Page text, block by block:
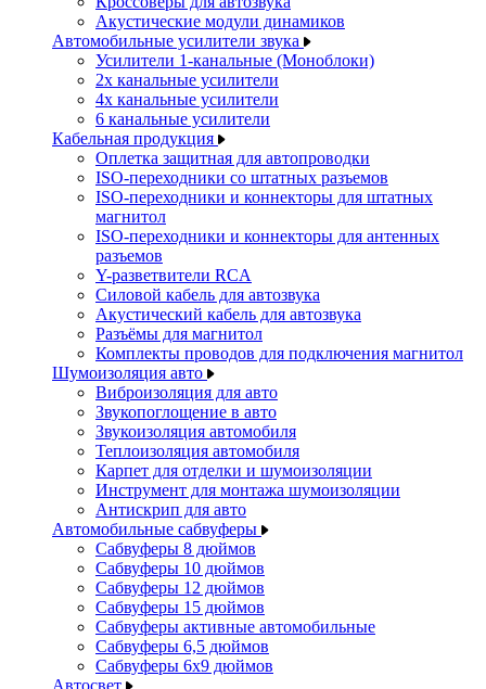
Акустические модули динамиков
Автомобильные усилители звука
Усилители 1-канальные (Моноблоки)
2х канальные усилители
4х канальные усилители
6 канальные усилители
Кабельная продукция
Оплетка защитная для автопроводки
ISO-переходники со штатных разъемов
ISO-переходники и коннекторы для штатных
магнитол
ISO-переходники и коннекторы для антенных
разъемов
Y-разветвители RCA
Силовой кабель для автозвука
Акустический кабель для автозвука
Разъёмы для магнитол
Комплекты проводов для подключения магнитол
Шумоизоляция авто
Виброизоляция для авто
Звукопоглощение в авто
Звукоизоляция автомобиля
Теплоизоляция автомобиля
Карпет для отделки и шумоизоляции
Инструмент для монтажа шумоизоляции
Антискрип для авто
Автомобильные сабвуферы
Сабвуферы 8 дюймов
Сабвуферы 10 дюймов
Сабвуферы 12 дюймов
Сабвуферы 15 дюймов
Сабвуферы активные автомобильные
Сабвуферы 6,5 дюймов
Сабвуферы 6x9 дюймов
Автосвет